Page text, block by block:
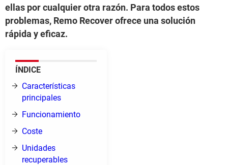
ellas por cualquier otra razón. Para todos estos
problemas, Remo Recover ofrece una solución
rápida y eficaz.
ÍNDICE
Características
principales
Funcionamiento
Coste
Unidades
recuperables